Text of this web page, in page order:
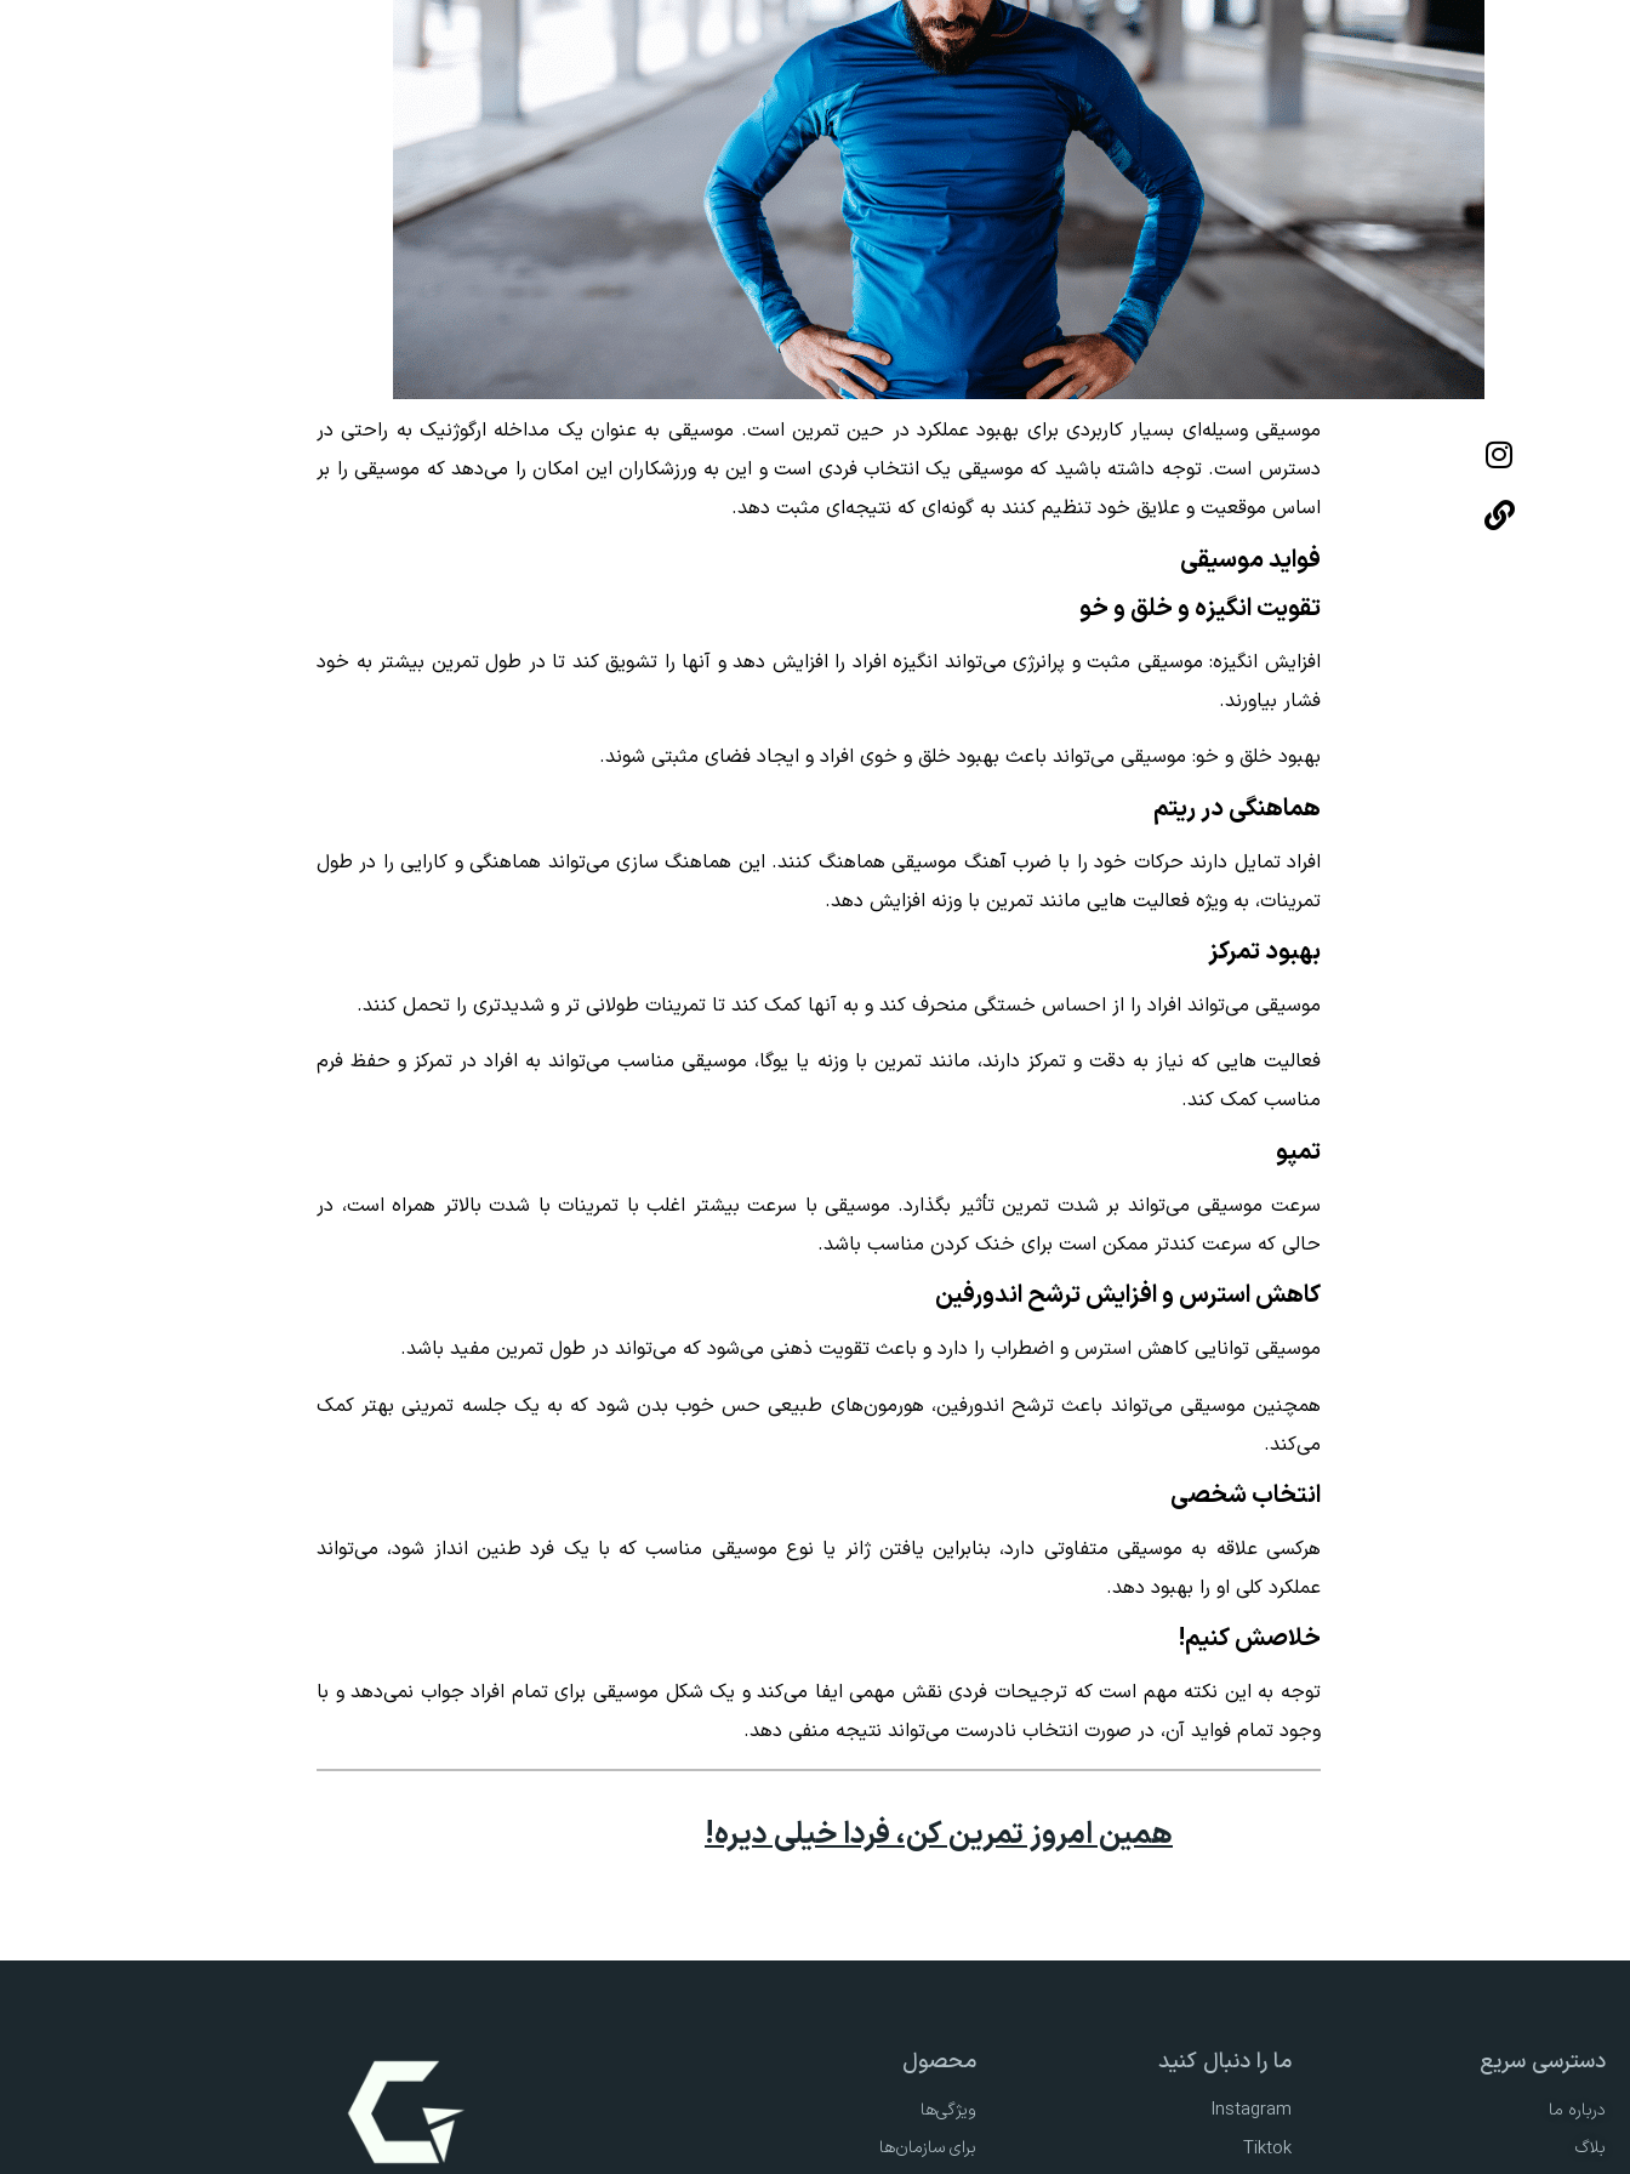
موسیقی وسیله‌ای بسیار کاربردی برای بهبود عملکرد در حین تمرین است. موسیقی به عنوان یک مداخله ارگوژنیک به راحتی در
دسترس است. توجه داشته باشید که موسیقی یک انتخاب فردی است و این به ورزشکاران این امکان را می‌دهد که موسیقی را بر
اساس موقعیت و علایق خود تنظیم کنند به گونه‌ای که نتیجه‌ای مثبت دهد.
فواید موسیقی
تقویت انگیزه و خلق و خو
افزایش انگیزه: موسیقی مثبت و پرانرژی می‌تواند انگیزه افراد را افزایش دهد و آنها را تشویق کند تا در طول تمرین بیشتر به خود
فشار بیاورند.
بهبود خلق و خو: موسیقی می‌تواند باعث بهبود خلق و خوی افراد و ایجاد فضای مثبتی شوند.
هماهنگی در ریتم
افراد تمایل دارند حرکات خود را با ضرب آهنگ موسیقی هماهنگ کنند. این هماهنگ سازی می‌تواند هماهنگی و کارایی را در طول
تمرینات، به ویژه فعالیت هایی مانند تمرین با وزنه افزایش دهد.
بهبود تمرکز
موسیقی می‌تواند افراد را از احساس خستگی منحرف کند و به آنها کمک کند تا تمرینات طولانی تر و شدیدتری را تحمل کنند.
فعالیت هایی که نیاز به دقت و تمرکز دارند، مانند تمرین با وزنه یا یوگا، موسیقی مناسب می‌تواند به افراد در تمرکز و حفظ فرم
مناسب کمک کند.
تمپو
سرعت موسیقی می‌تواند بر شدت تمرین تأثیر بگذارد. موسیقی با سرعت بیشتر اغلب با تمرینات با شدت بالاتر همراه است، در
حالی که سرعت کندتر ممکن است برای خنک کردن مناسب باشد.
کاهش استرس و افزایش ترشح اندورفین
موسیقی توانایی کاهش استرس و اضطراب را دارد و باعث تقویت ذهنی می‌شود که می‌تواند در طول تمرین مفید باشد.
همچنین موسیقی می‌تواند باعث ترشح اندورفین، هورمون‌های طبیعی حس خوب بدن شود که به یک جلسه تمرینی بهتر کمک
می‌کند.
انتخاب شخصی
هرکسی علاقه به موسیقی متفاوتی دارد، بنابراین یافتن ژانر یا نوع موسیقی مناسب که با یک فرد طنین انداز شود، می‌تواند
عملکرد کلی او را بهبود دهد.
خلاصش کنیم!
توجه به این نکته مهم است که ترجیحات فردی نقش مهمی ایفا می‌کند و یک شکل موسیقی برای تمام افراد جواب نمی‌دهد و با
وجود تمام فواید آن، در صورت انتخاب نادرست می‌تواند نتیجه منفی دهد.
همین امروز تمرین کن، فردا خیلی دیره!
دسترسی سریع
درباره ما
بلاگ
ما را دنبال کنید
Instagram
Tiktok
محصول
ویژگی‌ها
برای سازمان‌ها